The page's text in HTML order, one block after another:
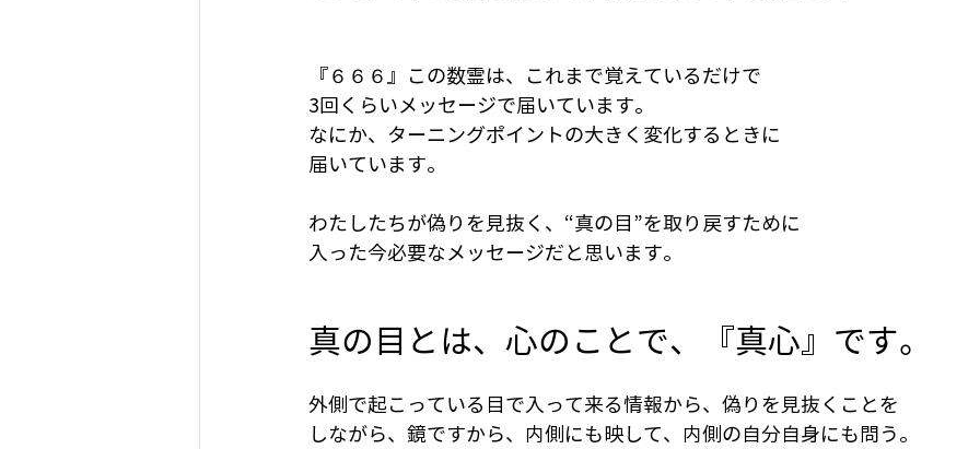
『６６６』この数霊は、これまで覚えているだけで
3回くらいメッセージで届いています。
なにか、ターニングポイントの大きく変化するときに
届いています。
わたしたちが偽りを見抜く、“真の目”を取り戻すために
入った今必要なメッセージだと思います。
真の目とは、心のことで、『真心』です。
外側で起こっている目で入って来る情報から、偽りを見抜くことを
しながら、鏡ですから、内側にも映して、内側の自分自身にも問う。